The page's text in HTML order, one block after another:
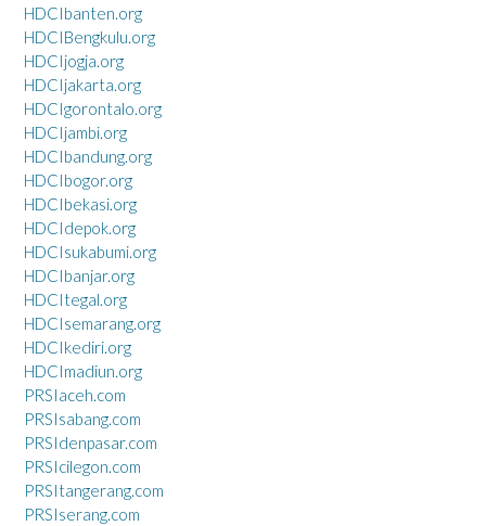
HDCIbanten.org
HDCIBengkulu.org
HDCIjogja.org
HDCIjakarta.org
HDCIgorontalo.org
HDCIjambi.org
HDCIbandung.org
HDCIbogor.org
HDCIbekasi.org
HDCIdepok.org
HDCIsukabumi.org
HDCIbanjar.org
HDCItegal.org
HDCIsemarang.org
HDCIkediri.org
HDCImadiun.org
PRSIaceh.com
PRSIsabang.com
PRSIdenpasar.com
PRSIcilegon.com
PRSItangerang.com
PRSIserang.com